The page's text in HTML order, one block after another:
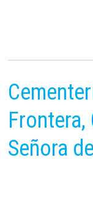
Señora